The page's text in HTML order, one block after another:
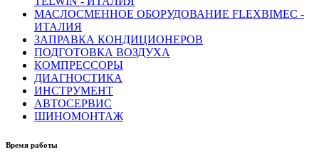
МАСЛОСМЕННОЕ ОБОРУДОВАНИЕ FLEXBIMEC -
ИТАЛИЯ
ЗАПРАВКА КОНДИЦИОНЕРОВ
ПОДГОТОВКА ВОЗДУХА
КОМПРЕССОРЫ
ДИАГНОСТИКА
ИНСТРУМЕНТ
АВТОСЕРВИС
ШИНОМОНТАЖ
Время работы